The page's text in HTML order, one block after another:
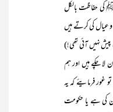
کی حفاظت بالکل
کی کرتے ہیں
پیش نہیں آئی تھی!)
لا چکے ہیں اور ہم
فرمایئے کہ یہ
کی ہے یا حکومت